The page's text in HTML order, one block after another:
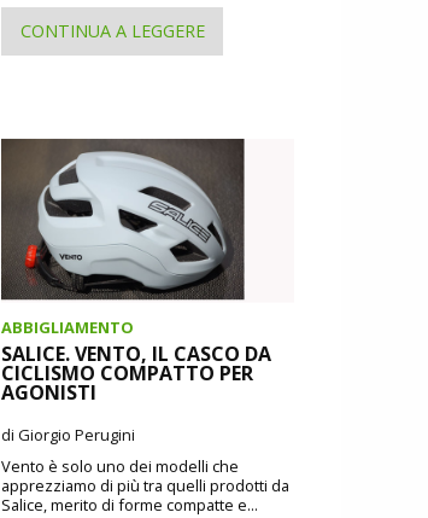
CONTINUA A LEGGERE
ABBIGLIAMENTO
SALICE. VENTO, IL CASCO DA
CICLISMO COMPATTO PER
AGONISTI
di Giorgio Perugini
Vento è solo uno dei modelli che
apprezziamo di più tra quelli prodotti da
Salice, merito di forme compatte e...